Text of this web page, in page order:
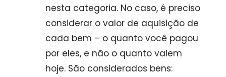
nesta categoria. No caso, é preciso
considerar o valor de aquisição de
cada bem – o quanto você pagou
por eles, e não o quanto valem
hoje. São considerados bens: